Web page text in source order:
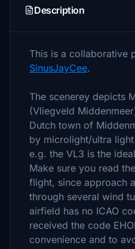
Description
This is a collaborative
SinusJayCee.
The scenerey depicts
(Vliegveld
Dutch town of
by microlight/ultra
e.g. the VL3 is the
Make sure you read
flight, since approach
through several wind
airfield has no ICAO
received the code
convenience and to